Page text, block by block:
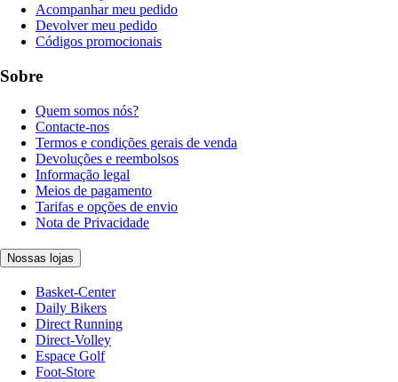
Acompanhar meu pedido
Devolver meu pedido
Códigos promocionais
Sobre
Quem somos nós?
Contacte-nos
Termos e condições gerais de venda
Devoluções e reembolsos
Informação legal
Meios de pagamento
Tarifas e opções de envio
Nota de Privacidade
Nossas lojas
Basket-Center
Daily Bikers
Direct Running
Direct-Volley
Espace Golf
Foot-Store